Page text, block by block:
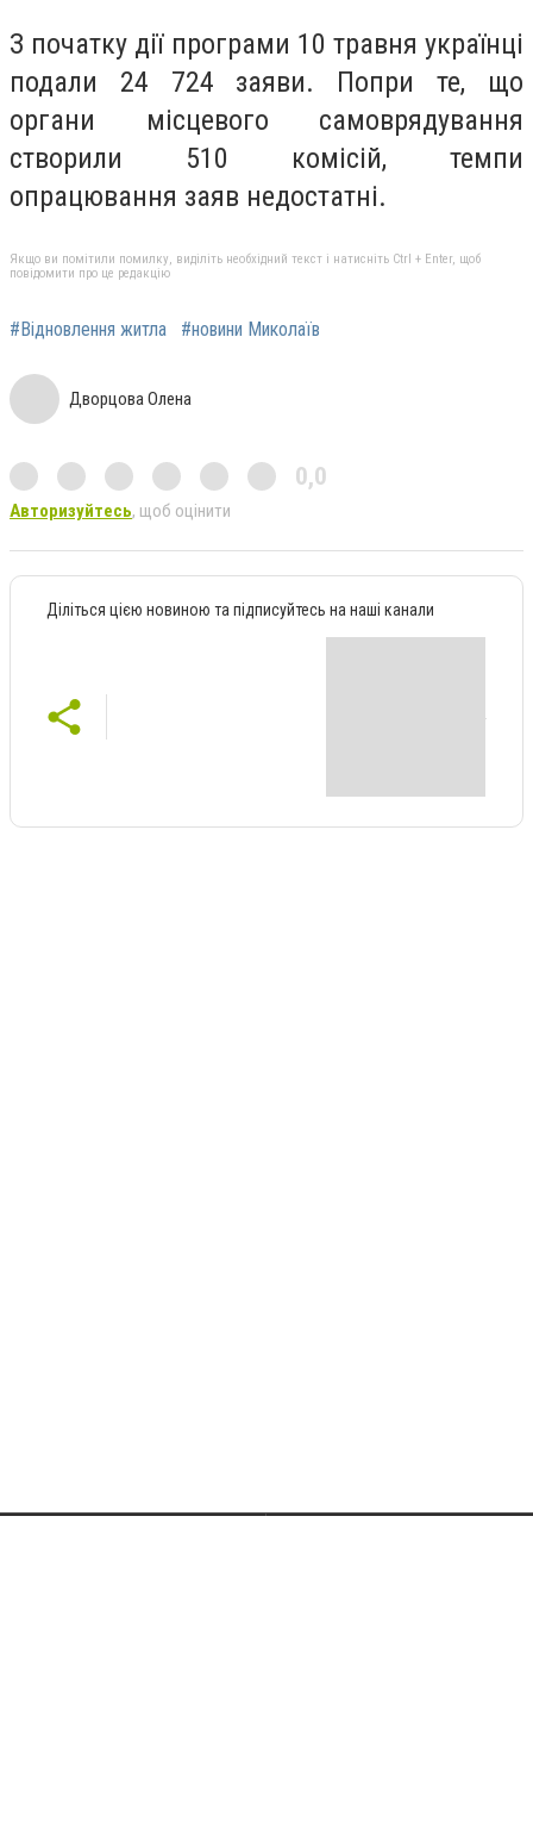
З початку дії програми 10 травня українці
подали 24 724 заяви. Попри те, що
органи місцевого самоврядування
створили 510 комісій, темпи
опрацювання заяв недостатні.
Якщо ви помітили помилку, виділіть необхідний текст і натисніть Ctrl + Enter, щоб
повідомити про це редакцію
#Відновлення житла #новини Миколаїв
Дворцова Олена
0,0
Авторизуйтесь, щоб оцінити
Діліться цією новиною та підписуйтесь на наші канали